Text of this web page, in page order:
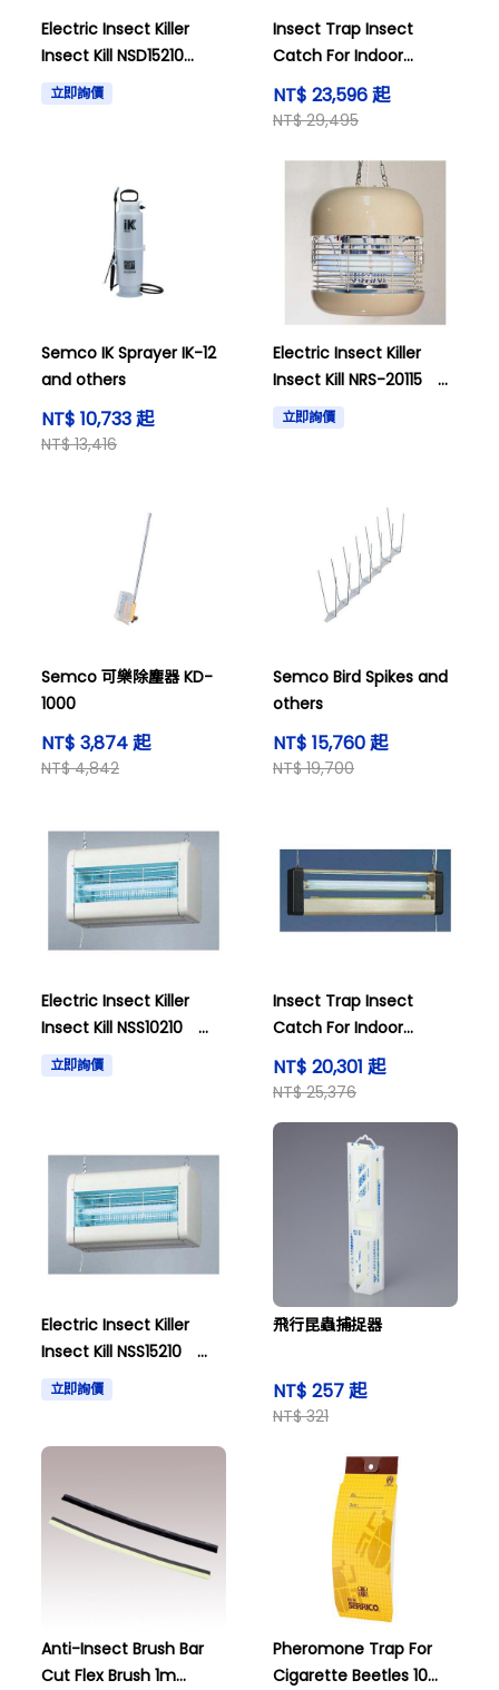
Electric Insect Killer
Insect Kill NSD15210
Stainless Steel 1188610
立即詢價
Insect Trap Insect
Catch For Indoor
SIC20205 Type
8050800
NT$ 23,596 起
NT$ 29,495
Semco IK Sprayer IK-12
and others
NT$ 10,733 起
NT$ 13,416
Electric Insect Killer
Insect Kill NRS-20115
6249910
立即詢價
Semco 可樂除塵器 KD-
1000
NT$ 3,874 起
NT$ 4,842
Semco Bird Spikes and
others
NT$ 15,760 起
NT$ 19,700
Electric Insect Killer
Insect Kill NSS10210
6249610
立即詢價
Insect Trap Insect
Catch For Indoor
SIC20105 Type
8050600
NT$ 20,301 起
NT$ 25,376
Electric Insect Killer
Insect Kill NSS15210
1188710
立即詢價
飛行昆蟲捕捉器
NT$ 257 起
NT$ 321
Anti-Insect Brush Bar
Cut Flex Brush 1m
Pheromone Trap For
Cigarette Beetles 10